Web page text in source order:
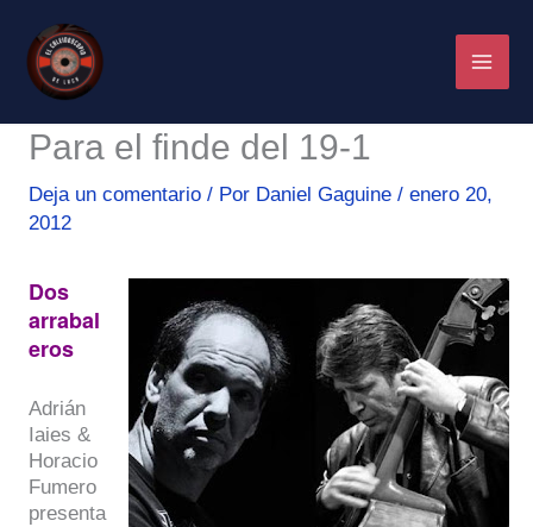
contenido
Para el finde del 19-1
Deja un comentario / Por Daniel Gaguine / enero 20,
2012
Dos
arrabal
eros
Adrián
Iaies &
Horacio
Fumero
presenta